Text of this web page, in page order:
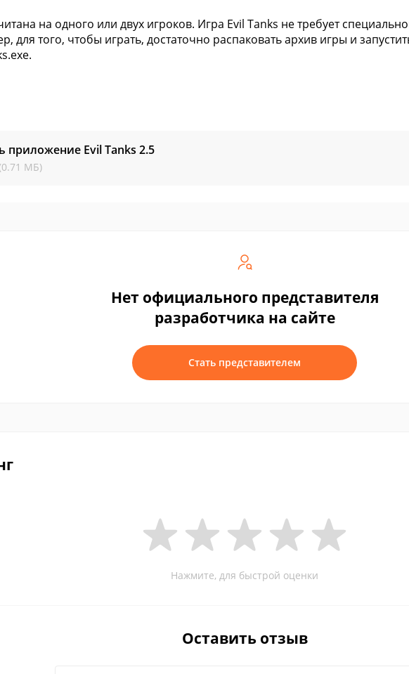
на одного или двух игроков. Игра Evil Tanks не требует
для того, чтобы играть, достаточно распаковать архив игры и
приложение Evil Tanks 2.5
МБ)
Нет официального представителя
разработчика на сайте
Стать представителем
Нажмите, для быстрой оценки
Оставить отзыв